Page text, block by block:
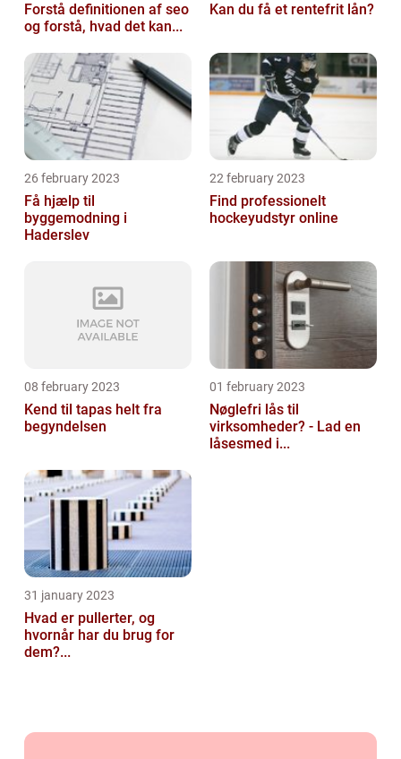
Forstå definitionen af seo
og forstå, hvad det kan...
Kan du få et rentefrit lån?
26 february 2023
Få hjælp til
byggemodning i
Haderslev
22 february 2023
Find professionelt
hockeyudstyr online
08 february 2023
Kend til tapas helt fra
begyndelsen
01 february 2023
Nøglefri lås til
virksomheder? - Lad en
låsesmed i...
31 january 2023
Hvad er pullerter, og
hvornår har du brug for
dem?...